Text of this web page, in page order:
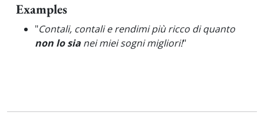
Examples
"Contali, contali e rendimi più ricco di quanto
non lo sia nei miei sogni migliori!"